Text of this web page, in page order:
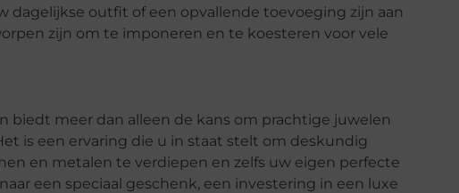
dagelijkse outfit of een opvallende toevoeging zijn aan
zijn om te imponeren en te koesteren voor vele
biedt meer dan alleen de kans om prachtige juwelen
is een ervaring die u in staat stelt om deskundig
en metalen te verdiepen en zelfs uw eigen perfecte
een speciaal geschenk, een investering in een luxe